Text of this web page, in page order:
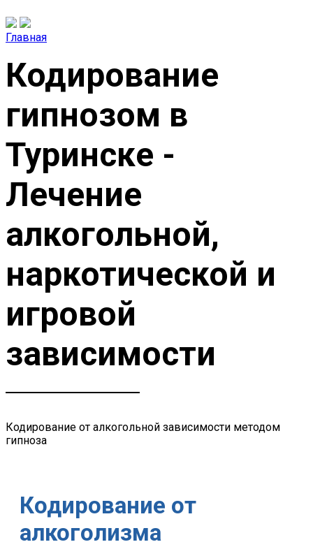
Главная
Кодирование
гипнозом в
Туринске -
Лечение
алкогольной,
наркотической и
игровой
зависимости
Кодирование от алкогольной зависимости методом
гипноза
Кодирование от
алкоголизма